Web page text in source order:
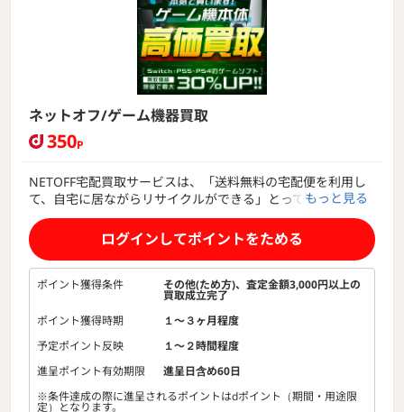
ネットオフ/ゲーム機器買取
350P
NETOFF宅配買取サービスは、「送料無料の宅配便を利用し
て、自宅に居ながらリサイクルができる」とっても便利でお
得なサービスです。
ご家庭に眠る「ゲーム機器本体」を、NETOFFにまとめてお
売りください。
宅配買取No.1のネットオフが、高く買い取ります！
≪圧倒的支持率≫ 96％の方が買取価格に納得！
手数料、送料が一切無料のネットオフがどこよりも高く買取
します！
Nintendo Switch・ニンテンドー3DS・PS5・PS4・PSVitaな
ど、様々なゲーム機を買取しています。
もっと見る
ログインしてポイントをためる
ポイント獲得条件 その他(ため方)、査定金額3,000円以上の
買取成立完了
ポイント獲得時期
１〜３ヶ月程度
予定ポイント反映
１〜２時間程度
進呈ポイント有効期限
進呈日含め60日
※条件達成の際に進呈されるポイントはdポイント（期間・用途限
定）となります。